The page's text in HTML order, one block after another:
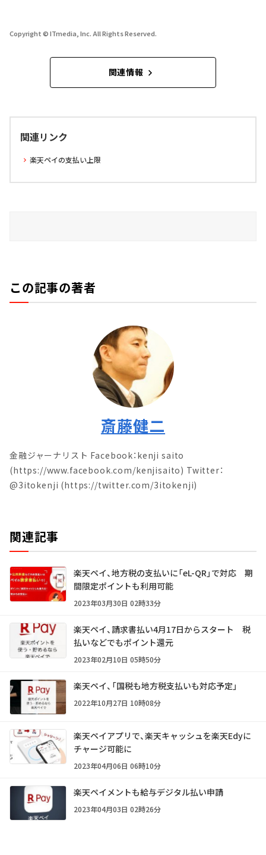
Copyright © ITmedia, Inc. All Rights Reserved.
関連情報
関連リンク
楽天ペイの支払い上限
この記事の著者
斎藤健二
金融ジャーナリスト Facebook：kenji saito
(https://www.facebook.com/kenjisaito) Twitter：
@3itokenji (https://twitter.com/3itokenji)
関連記事
楽天ペイ、地方税の支払いに「eL-QR」で対応 期
間限定ポイントも利用可能
2023年03月30日 02時33分
楽天ペイ、請求書払い4月17日からスタート 税
払いなどでもポイント還元
2023年02月10日 05時50分
楽天ペイ、「国税も地方税支払いも対応予定」
2022年10月27日 10時08分
楽天ペイアプリで、楽天キャッシュを楽天Edyに
チャージ可能に
2023年04月06日 06時10分
楽天ペイメントも給与デジタル払い申請
2023年04月03日 02時26分